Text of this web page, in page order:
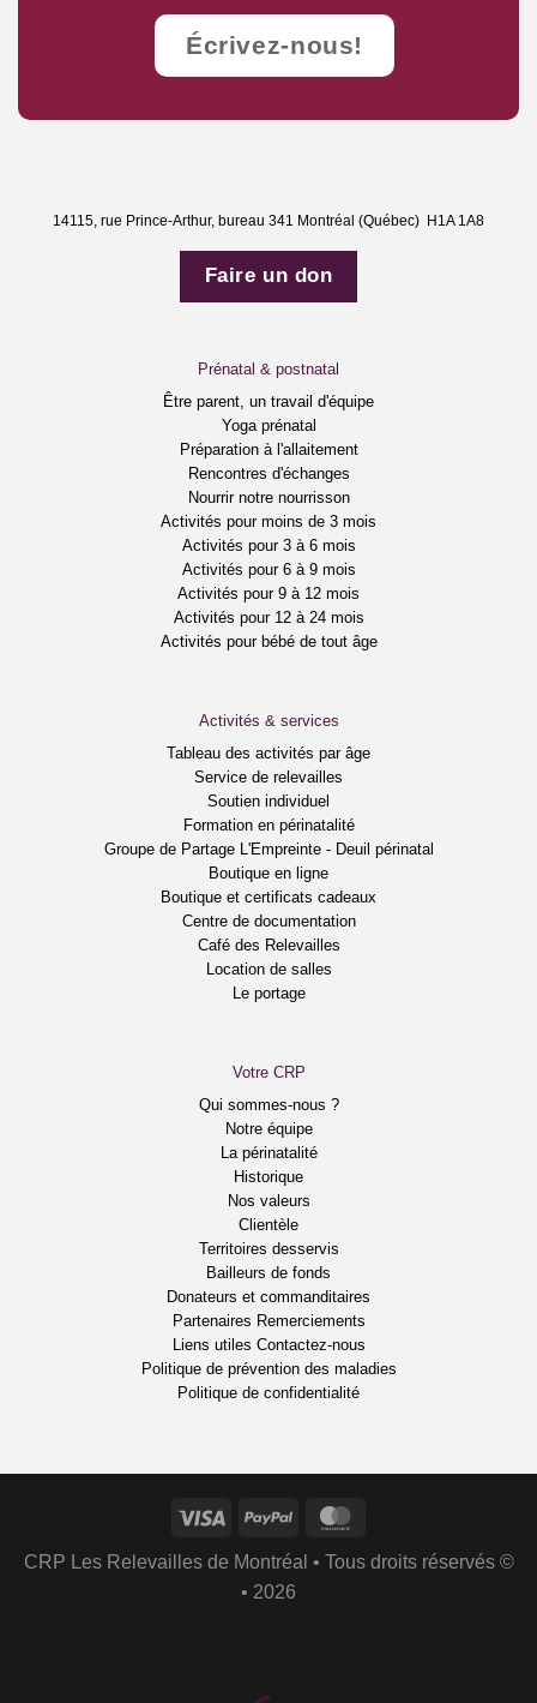
Écrivez-nous!
14115, rue Prince-Arthur, bureau 341 Montréal (Québec) H1A 1A8
Faire un don
Prénatal & postnatal
Être parent, un travail d'équipe
Yoga prénatal
Préparation à l'allaitement
Rencontres d'échanges
Nourrir notre nourrisson
Activités pour moins de 3 mois
Activités pour 3 à 6 mois
Activités pour 6 à 9 mois
Activités pour 9 à 12 mois
Activités pour 12 à 24 mois
Activités pour bébé de tout âge
Activités & services
Tableau des activités par âge
Service de relevailles
Soutien individuel
Formation en périnatalité
Groupe de Partage L'Empreinte - Deuil périnatal
Boutique en ligne
Boutique et certificats cadeaux
Centre de documentation
Café des Relevailles
Location de salles
Le portage
Votre CRP
Qui sommes-nous ?
Notre équipe
La périnatalité
Historique
Nos valeurs
Clientèle
Territoires desservis
Bailleurs de fonds
Donateurs et commanditaires
Partenaires Remerciements
Liens utiles Contactez-nous
Politique de prévention des maladies
Politique de confidentialité
CRP Les Relevailles de Montréal • Tous droits réservés ©
• 2026